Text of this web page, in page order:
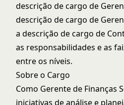
descrição de cargo de
descrição de cargo de
a descrição de cargo de
as responsabilidades e as
entre os níveis.
Sobre o Cargo
Como Gerente de Finanças
iniciativas de análise e